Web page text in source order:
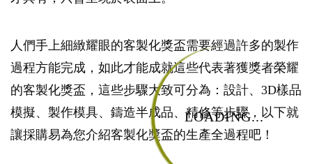
LOADING...
人們手上細緻耀眼的客製化獎盃需要經過許多的製作
過程方能完成，如此才能成就這些代表著獲獎者榮耀
的客製化獎盃，這些步驟大致可分為：設計、3D樣品
模擬、製作模具、鑄造半成品、精修等步驟，以下就
讓採購易為您介紹客製化獎盃的生產全過程吧！